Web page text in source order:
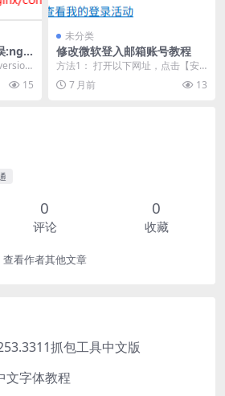
:ngin
15
未分类
修改微软登入邮箱账号教程
方法1： 打开以下网址，点击【安
全】点击【管理登入方式】。 http
s://ac...
7 月前 13
0
评论
0
收藏
查看作者其他文章
抓包工具中文版
文字体教程